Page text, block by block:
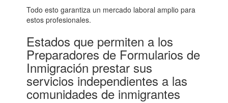
Todo esto garantiza un mercado laboral amplio para
estos profesionales.
Estados que permiten a los
Preparadores de Formularios de
Inmigración prestar sus
servicios independientes a las
comunidades de inmigrantes